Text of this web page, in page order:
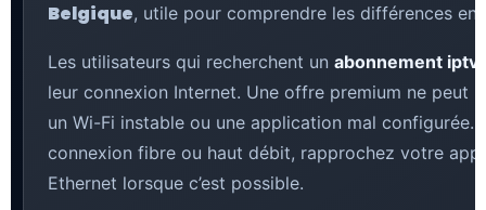
Belgique, utile pour comprendre les différences
Les utilisateurs qui recherchent un abonnement iptv
leur connexion Internet. Une offre premium ne peut
un Wi-Fi instable ou une application mal configurée.
connexion fibre ou haut débit, rapprochez votre
Ethernet lorsque c’est possible.